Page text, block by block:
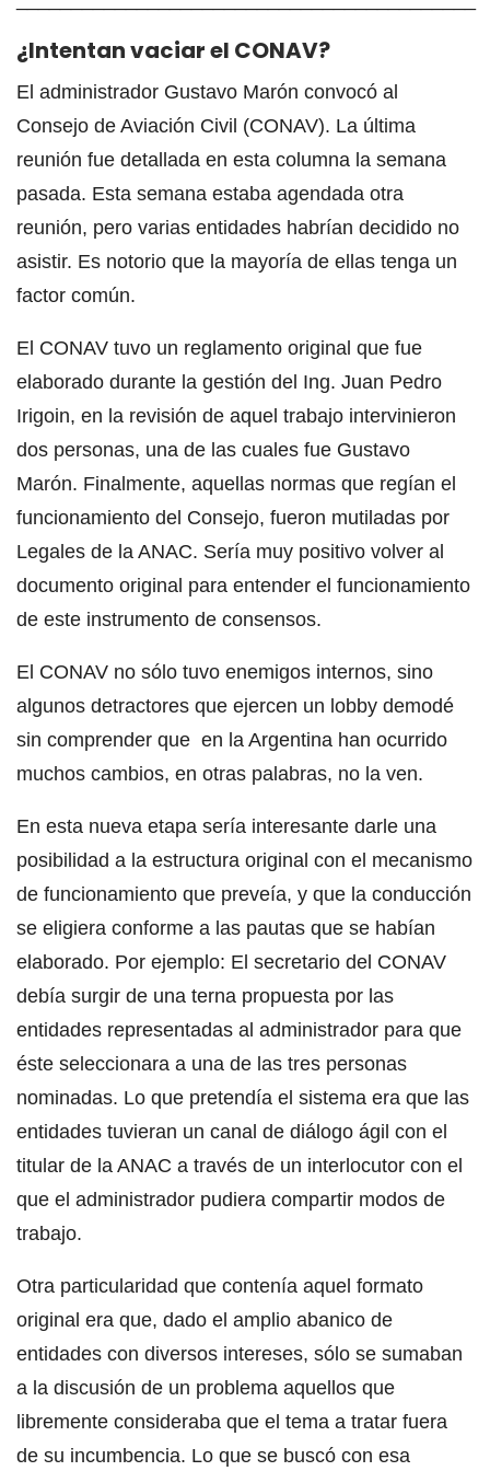
¿Intentan vaciar el CONAV?
El administrador Gustavo Marón convocó al
Consejo de Aviación Civil (CONAV). La última
reunión fue detallada en esta columna la semana
pasada. Esta semana estaba agendada otra
reunión, pero varias entidades habrían decidido no
asistir. Es notorio que la mayoría de ellas tenga un
factor común.
El CONAV tuvo un reglamento original que fue
elaborado durante la gestión del Ing. Juan Pedro
Irigoin, en la revisión de aquel trabajo intervinieron
dos personas, una de las cuales fue Gustavo
Marón. Finalmente, aquellas normas que regían el
funcionamiento del Consejo, fueron mutiladas por
Legales de la ANAC. Sería muy positivo volver al
documento original para entender el funcionamiento
de este instrumento de consensos.
El CONAV no sólo tuvo enemigos internos, sino
algunos detractores que ejercen un lobby demodé
sin comprender que en la Argentina han ocurrido
muchos cambios, en otras palabras, no la ven.
En esta nueva etapa sería interesante darle una
posibilidad a la estructura original con el mecanismo
de funcionamiento que preveía, y que la conducción
se eligiera conforme a las pautas que se habían
elaborado. Por ejemplo: El secretario del CONAV
debía surgir de una terna propuesta por las
entidades representadas al administrador para que
éste seleccionara a una de las tres personas
nominadas. Lo que pretendía el sistema era que las
entidades tuvieran un canal de diálogo ágil con el
titular de la ANAC a través de un interlocutor con el
que el administrador pudiera compartir modos de
trabajo.
Otra particularidad que contenía aquel formato
original era que, dado el amplio abanico de
entidades con diversos intereses, sólo se sumaban
a la discusión de un problema aquellos que
libremente consideraba que el tema a tratar fuera
de su incumbencia. Lo que se buscó con esa